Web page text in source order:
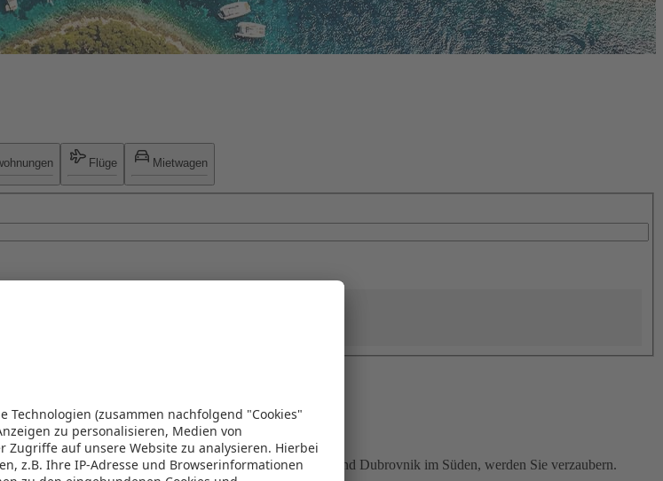
Flüge Mietwagen
den Juwelen Rovinj, Pula, Opatija im Norden und Split und Dubrovnik im Süden, werden Sie verzaubern.